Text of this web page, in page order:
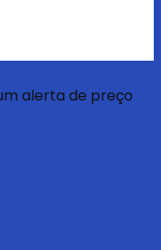
alerta de preço